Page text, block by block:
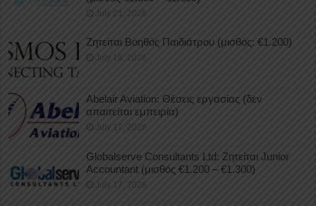
July 21, 2026
Ζητείται Βοηθός Παιδιάτρου (μισθός: €1.200)
July 18, 2026
Abelair Aviation: Θέσεις εργασίας (δεν
απαιτείται εμπειρία)
July 17, 2026
Globalserve Consultants Ltd: Ζητείται Junior
Accountant (μισθός €1.200 – €1.300)
July 17, 2026